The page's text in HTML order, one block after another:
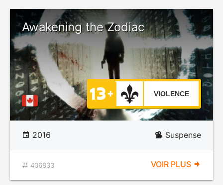
Awakening the Zodiac
VIOLENCE
2016 Suspense
406833 VOIR PLUS